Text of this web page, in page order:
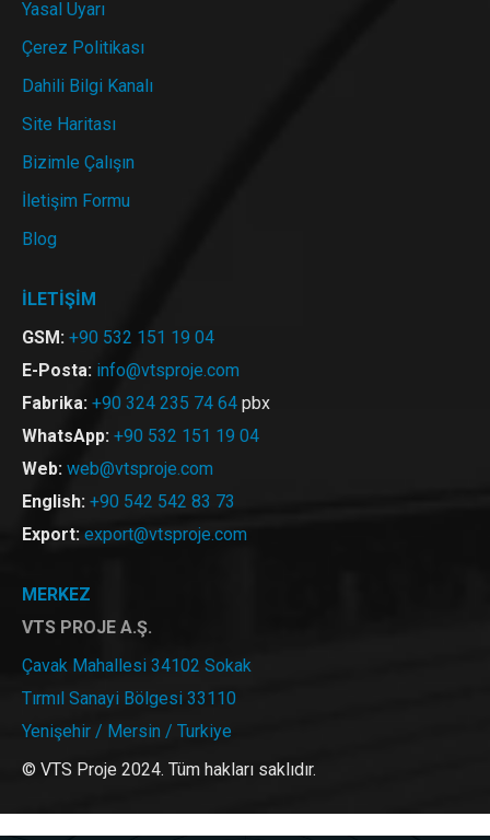
Yasal Uyarı
Çerez Politikası
Dahili Bilgi Kanalı
Site Haritası
Bizimle Çalışın
İletişim Formu
Blog
İLETİŞİM
GSM: +90 532 151 19 04
E-Posta: info@vtsproje.com
Fabrika: +90 324 235 74 64 pbx
WhatsApp: +90 532 151 19 04
Web: web@vtsproje.com
English: +90 542 542 83 73
Export: export@vtsproje.com
MERKEZ
VTS PROJE A.Ş.
Çavak Mahallesi 34102 Sokak
Tırmıl Sanayi Bölgesi 33110
Yenişehir / Mersin / Turkiye
© VTS Proje 2024. Tüm hakları saklıdır.